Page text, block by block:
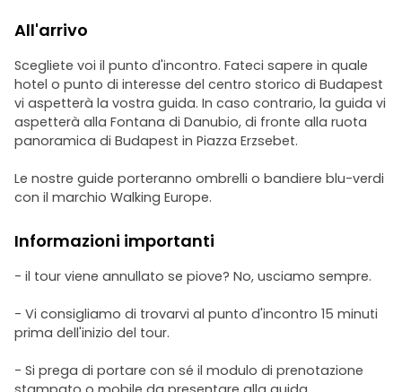
All'arrivo
Scegliete voi il punto d'incontro. Fateci sapere in quale
hotel o punto di interesse del centro storico di Budapest
vi aspetterà la vostra guida. In caso contrario, la guida vi
aspetterà alla Fontana di Danubio, di fronte alla ruota
panoramica di Budapest in Piazza Erzsebet.
Le nostre guide porteranno ombrelli o bandiere blu-verdi
con il marchio Walking Europe.
Informazioni importanti
- il tour viene annullato se piove? No, usciamo sempre.
- Vi consigliamo di trovarvi al punto d'incontro 15 minuti
prima dell'inizio del tour.
- Si prega di portare con sé il modulo di prenotazione